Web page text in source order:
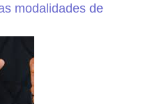
modalidades de